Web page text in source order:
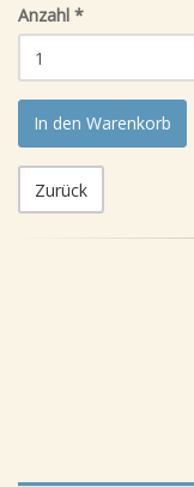
Anzahl *
In den Warenkorb
Zurück